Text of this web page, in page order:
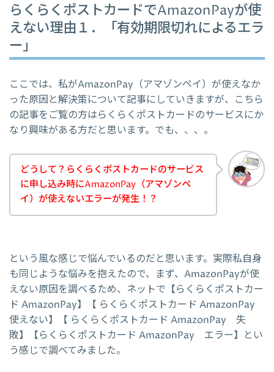
らくらくポストカードでAmazonPayが使
えない理由１．「有効期限切れによるエラ
ー」
ここでは、私がAmazonPay（アマゾンペイ）が使えなか
った原因と解決策について記事にしていきますが、こちら
の記事をご覧の方はらくらくポストカードのサービスにか
なり興味がある方だと思います。でも、、、。
どうして？らくらくポストカードのサービス
に申し込み時にAmazonPay（アマゾンペ
イ）が使えないエラーが発生！？
という風な感じで悩んでいるのだと思います。実際私自身
も同じような悩みを抱えたので、まず、AmazonPayが使
えない原因を調べるため、ネットで【らくらくポストカー
ド AmazonPay】【 らくらくポストカード AmazonPay
使えない】【 らくらくポストカード AmazonPay 失
敗】【らくらくポストカード AmazonPay エラー】とい
う感じで調べてみました。